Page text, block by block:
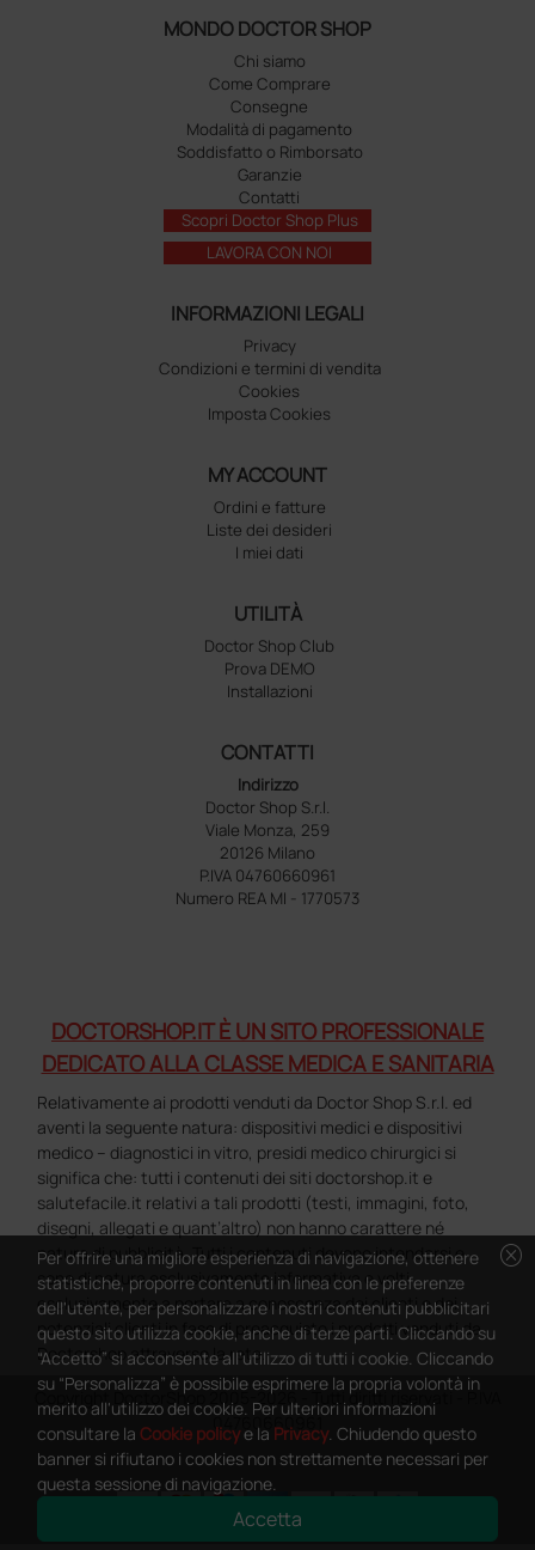
MONDO DOCTOR SHOP
Chi siamo
Come Comprare
Consegne
Modalità di pagamento
Soddisfatto o Rimborsato
Garanzie
Contatti
Scopri Doctor Shop Plus
LAVORA CON NOI
INFORMAZIONI LEGALI
Privacy
Condizioni e termini di vendita
Cookies
Imposta Cookies
MY ACCOUNT
Ordini e fatture
Liste dei desideri
I miei dati
UTILITÀ
Doctor Shop Club
Prova DEMO
Installazioni
CONTATTI
Indirizzo
Doctor Shop S.r.l.
Viale Monza, 259
20126 Milano
P.IVA 04760660961
Numero REA MI - 1770573
DOCTORSHOP.IT È UN SITO PROFESSIONALE
DEDICATO ALLA CLASSE MEDICA E SANITARIA
Relativamente ai prodotti venduti da Doctor Shop S.r.l. ed
aventi la seguente natura: dispositivi medici e dispositivi
medico – diagnostici in vitro, presidi medico chirurgici si
significa che: tutti i contenuti dei siti doctorshop.it e
salutefacile.it relativi a tali prodotti (testi, immagini, foto,
disegni, allegati e quant’altro) non hanno carattere né
natura di pubblicità. Tutti i contenuti devono intendersi e
sono di natura esclusivamente informativa e volti
esclusivamente a portare a conoscenza dei clienti e dei
potenziali clienti in fase di preacquisto i prodotti venduti da
Doctorshop attraverso la rete.
Copyright DoctorShop 2005-2026 - Tutti diritti riservati - P.IVA
04760660961
cancel
Per offrire una migliore esperienza di navigazione, ottenere
statistiche, proporre contenuti in linea con le preferenze
dell'utente, per personalizzare i nostri contenuti pubblicitari
questo sito utilizza cookie, anche di terze parti. Cliccando su
“Accetto” si acconsente all'utilizzo di tutti i cookie. Cliccando
su “Personalizza” è possibile esprimere la propria volontà in
merito all'utilizzo dei cookie. Per ulteriori informazioni
consultare la Cookie policye la Privacy. Chiudendo questo
banner si rifiutano i cookies non strettamente necessari per
questa sessione di navigazione.
Accetta